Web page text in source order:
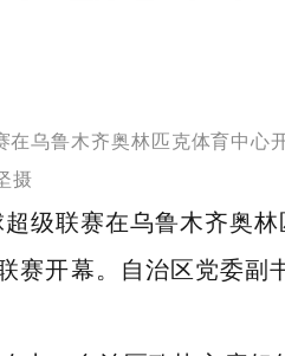
在乌鲁木齐奥林匹克体育中
摄
超级联赛在乌鲁木齐奥
赛开幕。自治区党委